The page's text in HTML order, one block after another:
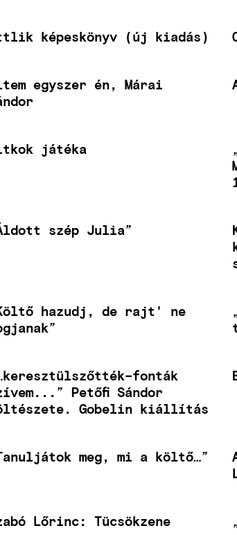
képeskönyv (új kiadás)
egyszer én, Márai
játéka
szép Julia”
hazudj, de rajt' ne
Petőfi Sándor
Gobelin kiállítás
meg, mi a költő…”
Lőrinc: Tücsökzene